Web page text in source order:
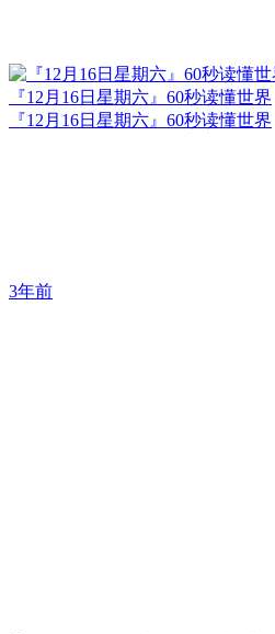
『12月16日星期六』60秒读懂世界
『12月16日星期六』60秒读懂世界
3年前